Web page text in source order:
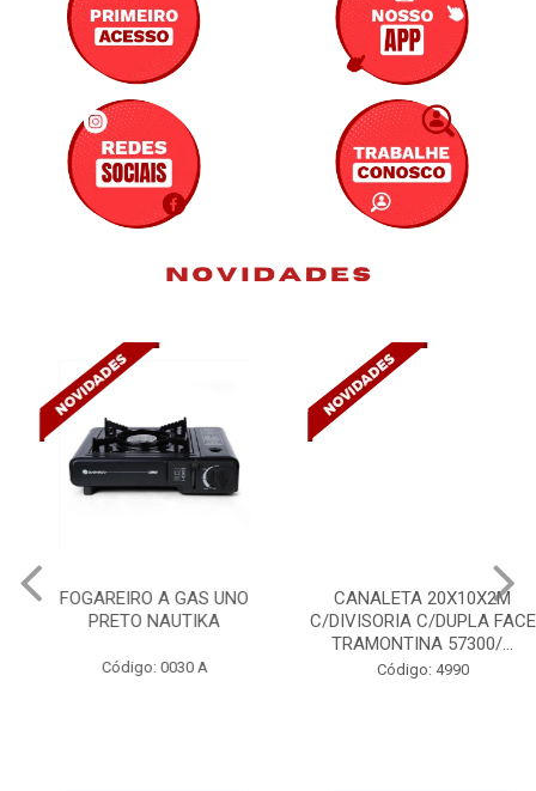
FOGAREIRO A GAS UNO
PRETO NAUTIKA
Código: 0030 A
CANALETA 20X10X2M
C/DIVISORIA C/DUPLA FACE
TRAMONTINA 57300/...
Código: 4990